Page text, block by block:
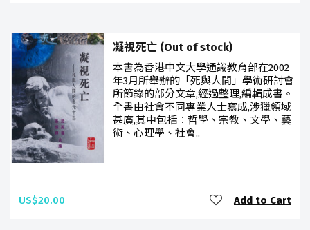
凝視死亡 (Out of stock)
本書為香港中文大學通識教育部在2002
年3月所舉辦的「死與人間」學術研討會
所節錄的部分文章,經過整理,編輯成書。
全書由社會不同專業人士寫成,涉獵領域
甚廣,其中包括︰哲學、宗教、文學、藝
術、心理學、社會..
US$20.00 Add to Cart